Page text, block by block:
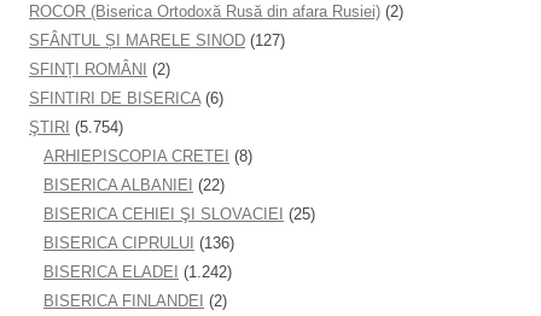
ROCOR (Biserica Ortodoxă Rusă din afara Rusiei) (2)
SFÂNTUL ȘI MARELE SINOD (127)
SFINȚI ROMÂNI
(2)
SFINTIRI DE BISERICA (6)
ŞTIRI (5.754)
ARHIEPISCOPIA CRETEI (8)
BISERICA ALBANIEI (22)
BISERICA CEHIEI ŞI SLOVACIEI (25)
BISERICA CIPRULUI (136)
BISERICA ELADEI (1.242)
BISERICA FINLANDEI (2)